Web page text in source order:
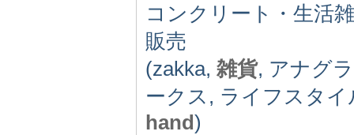
コンクリート・生活
販売
(zakka, 雑貨, アナグ
ークス, ライフスタ
hand)